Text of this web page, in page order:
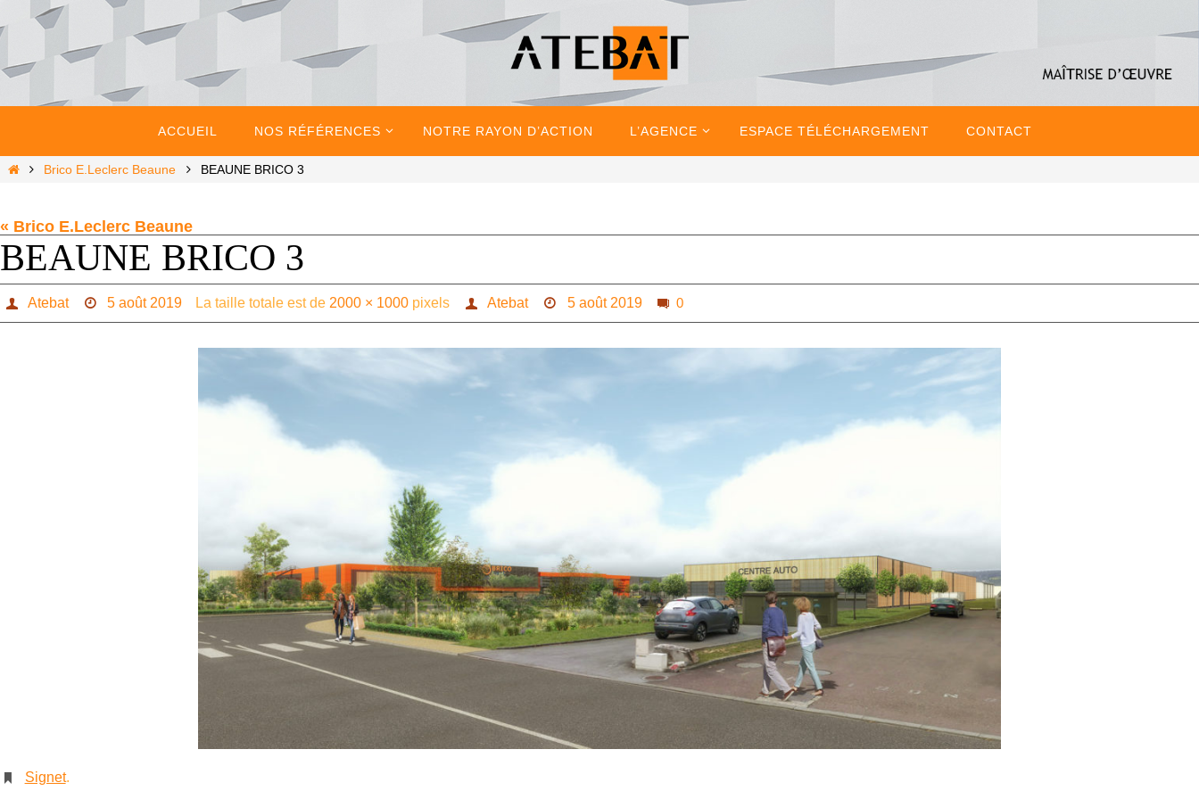
Passer
vers
le
contenu
ACCUEIL NOS RÉFÉRENCES NOTRE RAYON D’ACTION L’AGENCE ESPACE TÉLÉCHARGEMENT CONTACT
HomeBrico E.Leclerc Beaune BEAUNE BRICO 3
« Brico E.Leclerc Beaune
BEAUNE BRICO 3
Atebat 5 août 2019 La taille totale est de 2000 × 1000 pixels Atebat 5 août 2019 0
Signet.